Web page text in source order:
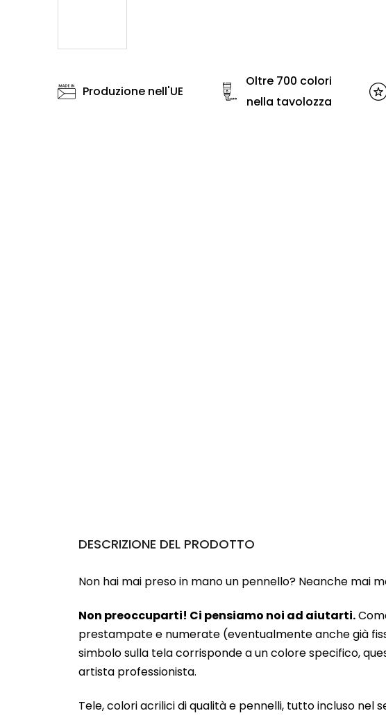
Produzione nell'UE
Oltre 700 colori
nella tavolozza
DESCRIZIONE DEL PRODOTTO
Non hai mai preso in mano un pennello? Neanche mai
Non preoccuparti! Ci pensiamo noi ad aiutarti.
prestampate e numerate (eventualmente anche già
simbolo sulla tela corrisponde a un colore specifico,
artista professionista.
Tele, colori acrilici di qualità e pennelli, tutto incluso nel